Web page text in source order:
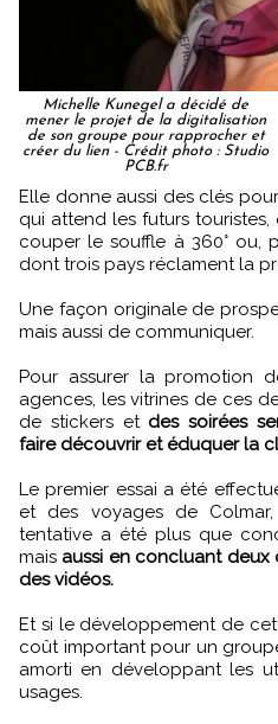
Michelle Kunegel a décidé de
mener le projet de la digitalisation
de son groupe pour rapprocher et
créer du lien - Crédit photo : Studio
PCB.fr
Elle donne aussi des clés pour comprendre un pays et ce
qui attend les futurs
couper le souffle à 360° ou,
dont trois pays réclament la
Une façon originale de
mais aussi de communiquer.
Pour assurer la promotion
agences, les vitrines de ces
de stickers et des soirées
faire découvrir et éduquer la
Le premier essai a été
et des voyages de
tentative a été plus que
mais aussi en concluant deux
des vidéos.
Et si le développement de
coût important pour un
amorti en développant les
usages.